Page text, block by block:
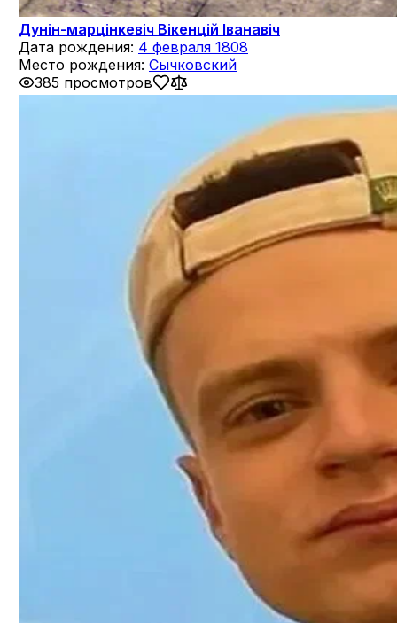
Дунін-марцінкевіч Вікенцій Іванавіч
Дата рождения: 4 февраля 1808
Место рождения: Сычковский
385 просмотров